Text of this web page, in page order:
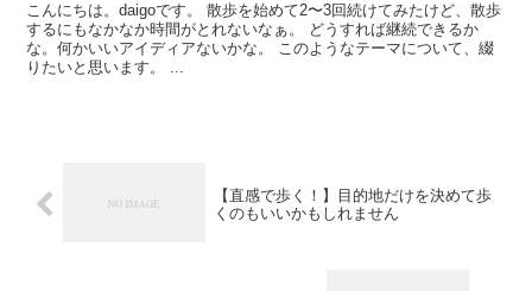
こんにちは。daigoです。 散歩を始めて2〜3回続けてみたけど、散歩
するにもなかなか時間がとれないなぁ。 どうすれば継続できるか
な。何かいいアイディアないかな。 このようなテーマについて、綴
りたいと思います。 ...
【直感で歩く！】目的地だけを決めて歩
くのもいいかもしれません